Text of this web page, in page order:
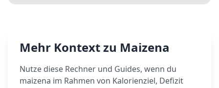
Mehr Kontext zu Maizena
Nutze diese Rechner und Guides, wenn du
maizena im Rahmen von Kalorienziel, Defizit